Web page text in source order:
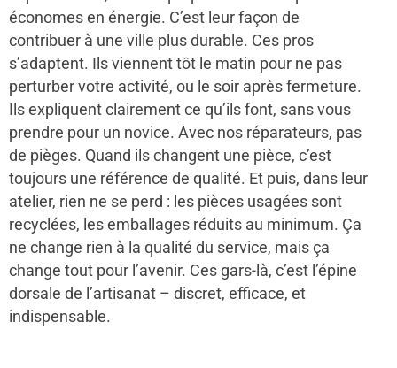
économes en énergie. C’est leur façon de
contribuer à une ville plus durable. Ces pros
s’adaptent. Ils viennent tôt le matin pour ne pas
perturber votre activité, ou le soir après fermeture.
Ils expliquent clairement ce qu’ils font, sans vous
prendre pour un novice. Avec nos réparateurs, pas
de pièges. Quand ils changent une pièce, c’est
toujours une référence de qualité. Et puis, dans leur
atelier, rien ne se perd : les pièces usagées sont
recyclées, les emballages réduits au minimum. Ça
ne change rien à la qualité du service, mais ça
change tout pour l’avenir. Ces gars-là, c’est l’épine
dorsale de l’artisanat – discret, efficace, et
indispensable.